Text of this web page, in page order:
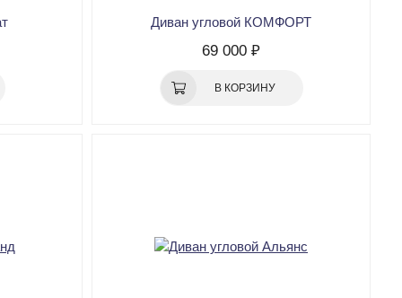
Диван угловой КОМФОРТ
69 000 ₽
В КОРЗИНУ